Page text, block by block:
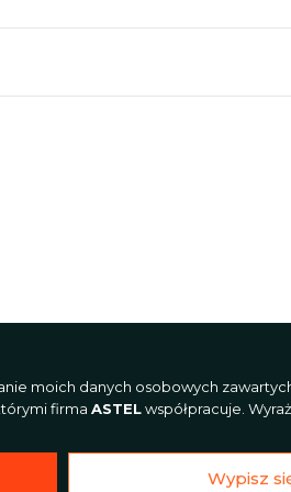
moich danych osobowych
firma ASTELwspółpracuje.
Wypisz